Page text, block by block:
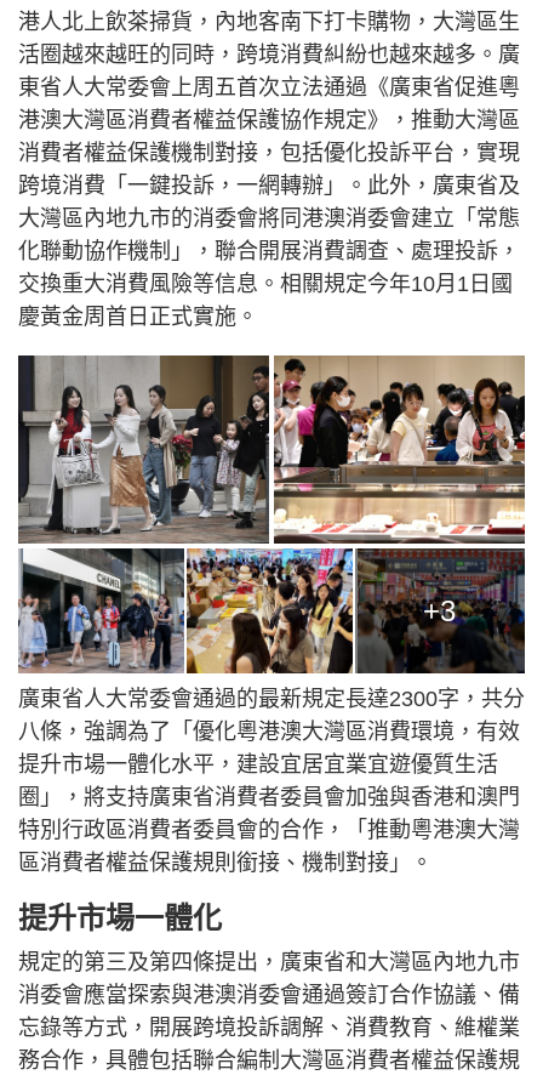
港人北上飲茶掃貨，內地客南下打卡購物，大灣區生
活圈越來越旺的同時，跨境消費糾紛也越來越多。廣
東省人大常委會上周五首次立法通過《廣東省促進粵
港澳大灣區消費者權益保護協作規定》，推動大灣區
消費者權益保護機制對接，包括優化投訴平台，實現
跨境消費「一鍵投訴，一網轉辦」。此外，廣東省及
大灣區內地九市的消委會將同港澳消委會建立「常態
化聯動協作機制」，聯合開展消費調查、處理投訴，
交換重大消費風險等信息。相關規定今年10月1日國
慶黃金周首日正式實施。
+3
廣東省人大常委會通過的最新規定長達2300字，共分
八條，強調為了「優化粵港澳大灣區消費環境，有效
提升市場一體化水平，建設宜居宜業宜遊優質生活
圈」，將支持廣東省消費者委員會加強與香港和澳門
特別行政區消費者委員會的合作，「推動粵港澳大灣
區消費者權益保護規則銜接、機制對接」。
提升市場一體化
規定的第三及第四條提出，廣東省和大灣區內地九市
消委會應當探索與港澳消委會通過簽訂合作協議、備
忘錄等方式，開展跨境投訴調解、消費教育、維權業
務合作，具體包括聯合編制大灣區消費者權益保護規